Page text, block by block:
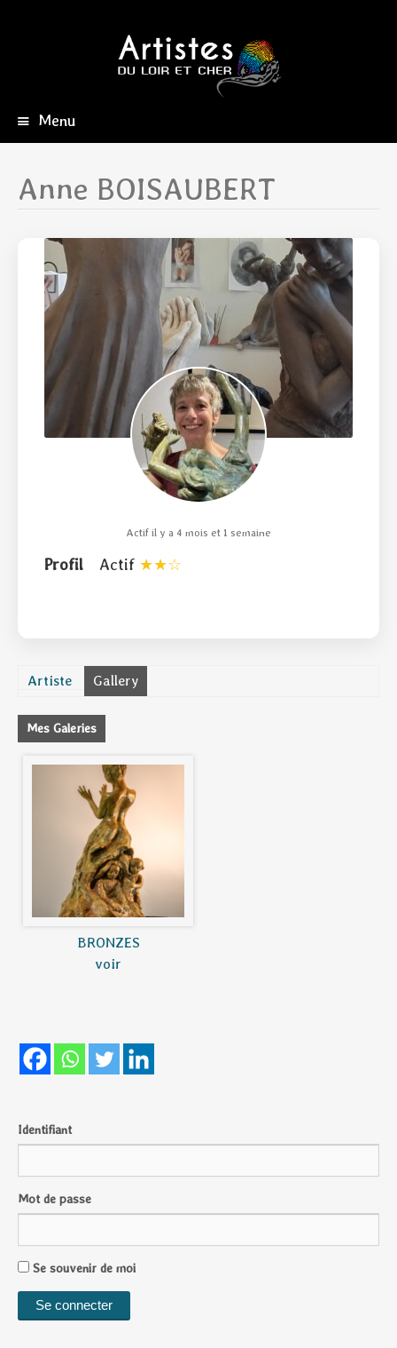
Menu
principal
Anne BOISAUBERT
Actif il y a 4 mois et 1 semaine
Profil Actif
Artiste Gallery
Mes Galeries
BRONZES
voir
Identifiant
Mot de passe
Se souvenir de moi